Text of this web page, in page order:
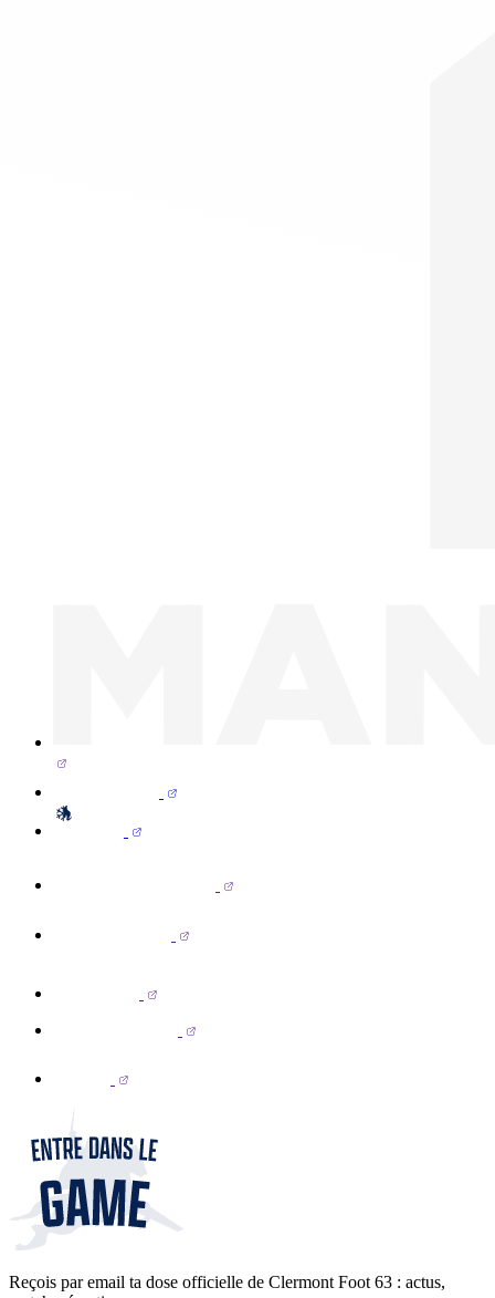
Reçois par email ta dose officielle de Clermont Foot 63 : actus,